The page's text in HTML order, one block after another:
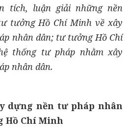
tích, luận giải những nền
tưởng Hồ Chí Minh về xây
nhân dân; tư tưởng Hồ Chí
thống tư pháp nhằm xây
nhân dân.
dựng nền tư pháp nhân
Hồ Chí Minh